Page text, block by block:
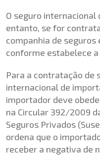
O seguro
entanto, se for
companhia de
conforme estabelece
Para a contratação de
internacional de
importador deve
na Circular 392/2009
Seguros Privados
ordena que o
receber a negativa de